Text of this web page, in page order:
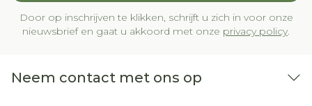
Door op inschrijven te klikken, schrijft u zich in voor onze
nieuwsbrief en gaat u akkoord met onze privacy policy.
Neem contact met ons op